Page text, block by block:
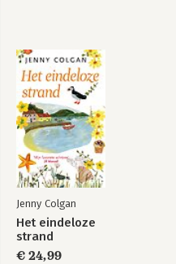
Jenny Colgan
Het eindeloze
strand
€ 24,99